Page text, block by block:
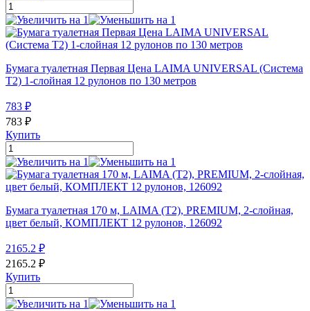
Бумага туалетная Первая Цена LAIMA UNIVERSAL (Система
T2) 1-слойная 12 рулонов по 130 метров
783 ₽
783 ₽
Купить
Бумага туалетная 170 м, LAIMA (T2), PREMIUM, 2-слойная,
цвет белый, КОМПЛЕКТ 12 рулонов, 126092
2165.2 ₽
2165.2 ₽
Купить